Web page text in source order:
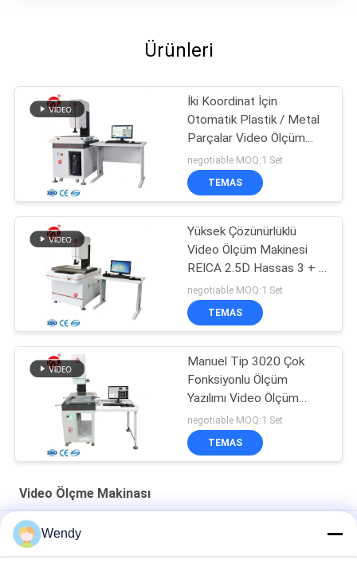
Ürünleri
İki Koordinat İçin
Otomatik Plastik / Metal
Parçalar Video Ölçüm
Makinesi
negotiable MOQ:1 Set
TEMAS
Yüksek Çözünürlüklü
Video Ölçüm Makinesi
REICA 2.5D Hassas 3 + L
/ 75 Mikron
negotiable MOQ:1 Set
TEMAS
Manuel Tip 3020 Çok
Fonksiyonlu Ölçüm
Yazılımı Video Ölçüm
Sistemi
negotiable MOQ:1 Set
TEMAS
Video Ölçme Makinası
220V Servo Motor Portal Görüntü Ölçüm Cihazı
3D Manuel Video Ölçme Makinesi Renkli CCD Kamera / Optik
Wendy